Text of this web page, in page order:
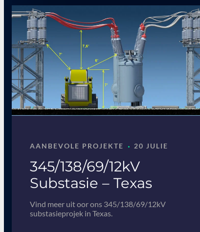
345/138/69/12kV
Substasie – Texas
AANBEVOLE PROJEKTE · 20 JULIE
Vind meer uit oor ons 345/138/69/12kV
substasieprojek in Texas.